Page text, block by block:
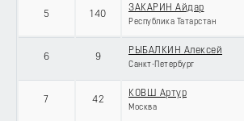
5 140
ЗАКАРИН Айдар
Республика Татарстан
6 9
РЫБАЛКИН Алексей
Санкт-Петербург
7 42
КОВШ Артур
Москва